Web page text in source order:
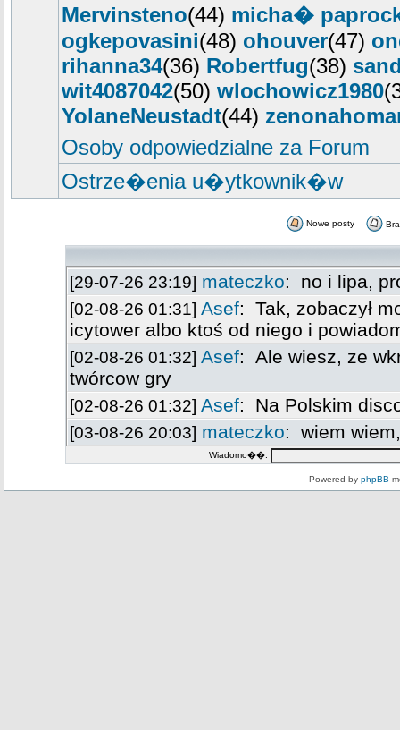
Mervinsteno(44) micha�
ogkepovasini(48) ohouver(47)
rihanna34(36) Robertfug(38)
wit4087042(50) wlochowicz1980
YolaneNeustadt(44)
Osoby odpowiedzialne za Forum
Ostrze�enia u�ytkownik�w
Nowe posty
Wiadomo��:
Powered by phpBB